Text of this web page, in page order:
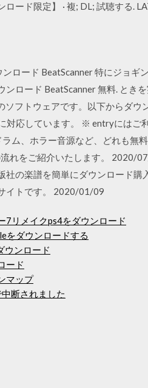
ード限定】 · 複; DL; 試聴する.
ロード BeatScanner 特にジョ
ロード BeatScanner 無料. とき
フトウェアです。以下からダウ
対応しています。 ※ entryにはご
ム、ホラー音源など、どれも無
れをご紹介いたします。 2020/
社の楽譜を簡単にダウンロード
イトです。 2020/01/09
7リメイクps4をダウンロード
をダウンロードする
ウンロード
ード
マップ
断されました